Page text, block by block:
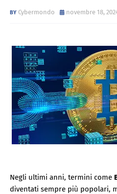
Cybermondo novembre 18,
Negli ultimi anni, termini come
diventati sempre più popolari,